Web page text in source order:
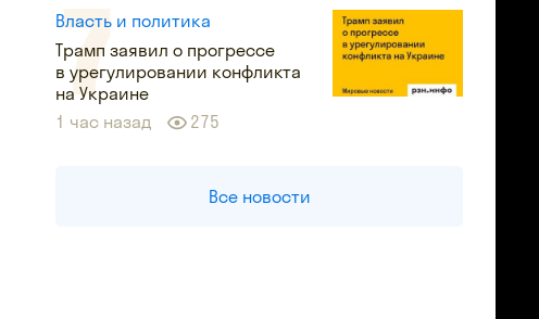
Власть и политика
Трамп заявил о прогрессе
в урегулировании конфликта
на Украине
1 час назад
275
Все новости